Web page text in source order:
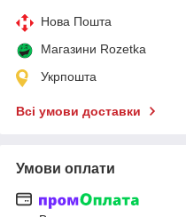
Нова Пошта
Магазини Rozetka
Укрпошта
Всі умови доставки
Умови оплати